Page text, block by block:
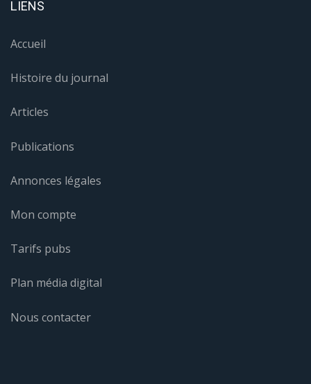
LIENS
Accueil
Histoire du journal
Articles
Publications
Annonces légales
Mon compte
Tarifs pubs
Plan média digital
Nous contacter